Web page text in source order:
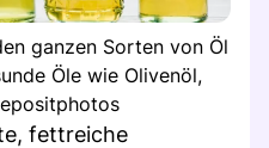
ganzen Sorten von Öl
Öle wie Olivenöl,
fettreiche